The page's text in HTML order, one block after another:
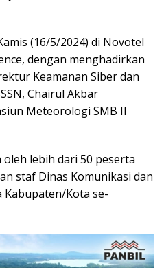
(16/5/2024) di Novotel
dengan menghadirkan
Keamanan Siber dan
Chairul Akbar
Meteorologi SMB II
oleh lebih dari 50 peserta
staf Dinas Komunikasi dan
Kota se-